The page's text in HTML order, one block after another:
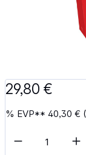
29,80 €
% EVP**40,30 €
Artikel